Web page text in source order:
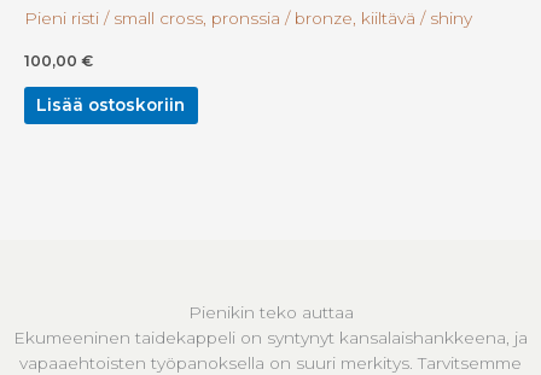
Pieni risti / small cross, pronssia / bronze, kiiltävä / shiny
100,00 €
Lisää ostoskoriin
Pienikin teko auttaa
Ekumeeninen taidekappeli on syntynyt kansalaishankkeena, ja
vapaaehtoisten työpanoksella on suuri merkitys. Tarvitsemme